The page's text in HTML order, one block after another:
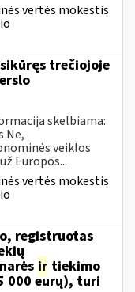
vertės mokestis
trečiojoje
skelbiama:
Ne,
veiklos
Europos...
vertės mokestis
registruotas
ir tiekimo
000 eurų), turi